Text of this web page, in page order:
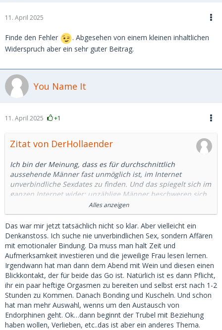
11. April 2025
Finde den Fehler
. Abgesehen von einem kleinen inhaltlichen
Widerspruch aber ein sehr guter Beitrag.
You Name It
11. April 2025 +1
Zitat von DerHollaender
Ich bin der Meinung, dass es für durchschnittlich
aussehende Männer fast unmöglich ist, im Internet
unverbindliche Sexdates zu finden. Und das spiegelt sich im
ganzen Internet wider: unzählige Männer beschweren sich,
dass Dating-Apps für sie nicht gut funktionieren.
Ich würde sagen, ich sehe überdurchschnittlich gut aus. Ich
bekomme fast immer (sehr) positives Feedback zu meinen
Bildern bei MSD und schaffe es, auf Tinder eine ordentliche
Anzahl an Matches zu bekommen. Aber diese Matches
lassen sich nicht in unverbindliche sexuelle Beziehungen
umwandeln.
Die meisten Frauen sind nicht wirklich an unverbindlichem
Sex mit Männern interessiert, außerhalb einer festen
Beziehung. Und wenn sie an etwas 'lockeres' interessiert
sind, dann nicht mit durchschnittlich aussehenden
Alles anzeigen
Das war mir jetzt tatsächlich nicht so klar. Aber vielleicht ein
Denkanstoss. Ich suche nie unverbindlichen Sex, sondern Affären
mit emotionaler Bindung. Da muss man halt Zeit und
Aufmerksamkeit investieren und die jeweilige Frau lesen lernen.
Irgendwann hat man dann dem Abend mit Wein und diesen einen
Blickkontakt, der für beide das Go ist. Natürlich ist es dann Pflicht,
ihr ein paar heftige Orgasmen zu bereiten und selbst erst nach 1-2
Stunden zu Kommen. Danach Bonding und Kuscheln. Und schon
hat man mehr Auswahl, wenns um den Austausch von
Endorphinen geht. Ok…dann beginnt der Trubel mit Beziehung
haben wollen, Verlieben, etc..das ist aber ein anderes Thema.